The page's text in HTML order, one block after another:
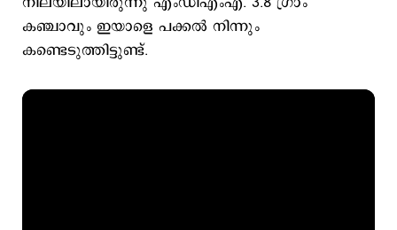
കഞ്ചാവും ഇയാളെ പക്കൽ നിന്നും
കണ്ടെടുത്തിട്ടുണ്ട്.